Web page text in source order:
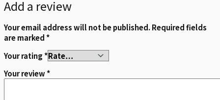
Add a review
Your email address will not be published.Required fields
are marked*
Your rating*
Your review*